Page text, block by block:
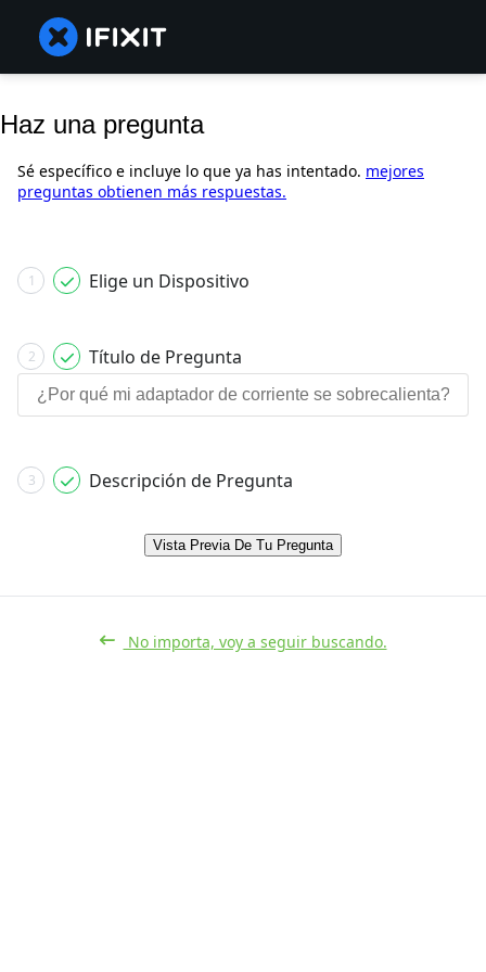
Haz una pregunta
Sé específico e incluye lo que ya has intentado. mejores
preguntas obtienen más respuestas.
1 Elige un Dispositivo
2 Título de Pregunta
3 Descripción de Pregunta
Vista Previa De Tu Pregunta
No importa, voy a seguir buscando.